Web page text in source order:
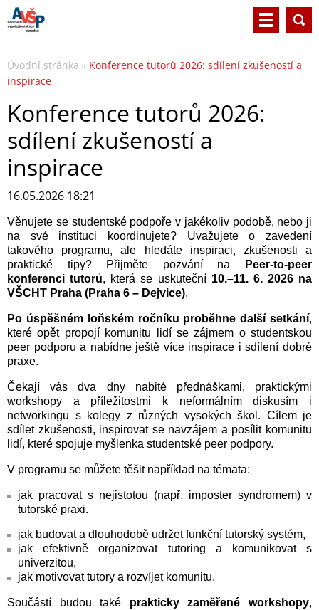
Úvodní stránka
Konference tutorů 2026: sdílení zkušeností a
inspirace
Konference tutorů 2026:
sdílení zkušeností a
inspirace
16.05.2026 18:21
Věnujete se studentské podpoře v jakékoliv podobě, nebo ji
na své instituci koordinujete? Uvažujete o zavedení
takového programu, ale hledáte inspiraci, zkušenosti a
praktické tipy? Přijměte pozvání na
Peer‑to‑peer
konferenci tutorů, která se uskuteční 10.–11. 6. 2026 na
VŠCHT Praha (Praha 6 – Dejvice).
Po úspěšném loňském ročníku proběhne další setkání,
které opět propojí komunitu lidí se zájmem o studentskou
peer podporu a nabídne ještě více inspirace i sdílení dobré
praxe.
Čekají vás dva dny nabité přednáškami, praktickými
workshopy a příležitostmi k neformálním diskusím i
networkingu s kolegy z různých vysokých škol. Cílem je
sdílet zkušenosti, inspirovat se navzájem a posílit komunitu
lidí, které spojuje myšlenka studentské peer podpory.
V programu se můžete těšit například na témata:
jak pracovat s nejistotou (např. imposter syndromem) v
tutorské praxi.
jak budovat a dlouhodobě udržet funkční tutorský systém,
jak efektivně organizovat tutoring a komunikovat s
univerzitou,
jak motivovat tutory a rozvíjet komunitu,
Součástí budou také prakticky zaměřené workshopy,